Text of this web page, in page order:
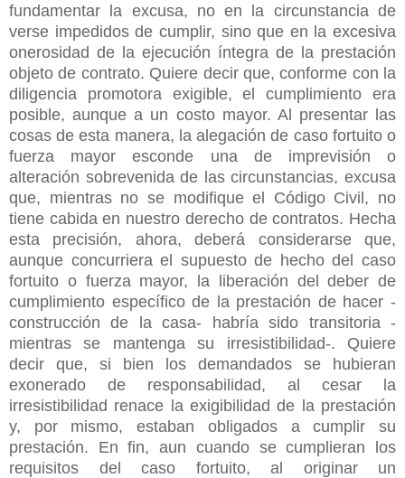
fundamentar la excusa, no en la circunstancia de
verse impedidos de cumplir, sino que en la excesiva
onerosidad de la ejecución íntegra de la prestación
objeto de contrato. Quiere decir que, conforme con la
diligencia promotora exigible, el cumplimiento era
posible, aunque a un costo mayor. Al presentar las
cosas de esta manera, la alegación de caso fortuito o
fuerza mayor esconde una de imprevisión o
alteración sobrevenida de las circunstancias, excusa
que, mientras no se modifique el Código Civil, no
tiene cabida en nuestro derecho de contratos. Hecha
esta precisión, ahora, deberá considerarse que,
aunque concurriera el supuesto de hecho del caso
fortuito o fuerza mayor, la liberación del deber de
cumplimiento específico de la prestación de hacer -
construcción de la casa- habría sido transitoria -
mientras se mantenga su irresistibilidad-. Quiere
decir que, si bien los demandados se hubieran
exonerado de responsabilidad, al cesar la
irresistibilidad renace la exigibilidad de la prestación
y, por mismo, estaban obligados a cumplir su
prestación. En fin, aun cuando se cumplieran los
requisitos del caso fortuito, al originar un